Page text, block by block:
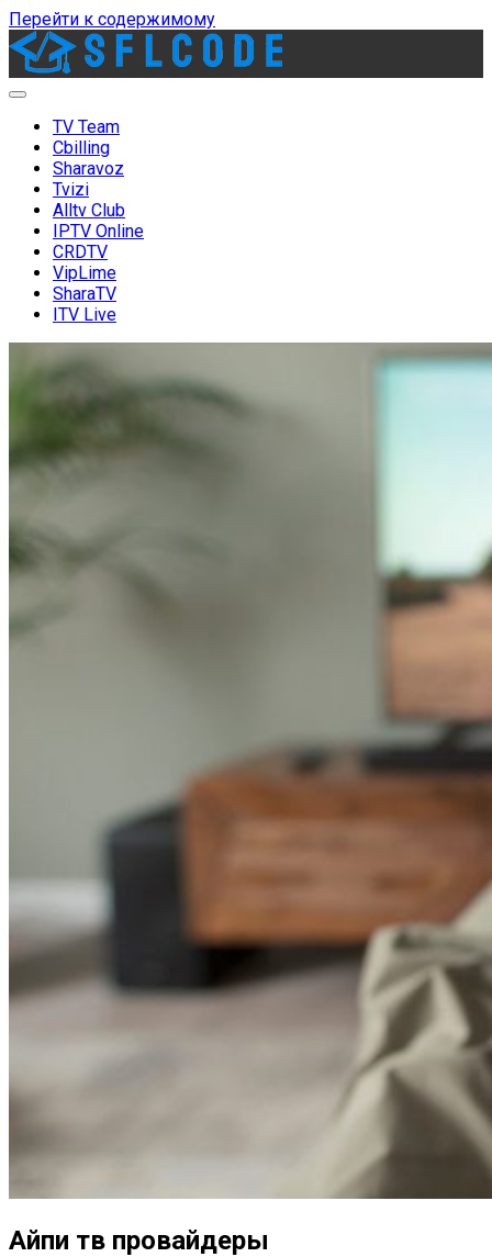
Перейти к содержимому
TV Team
Cbilling
Sharavoz
Tvizi
Alltv Club
IPTV Online
CRDTV
VipLime
SharaTV
ITV Live
Айпи тв провайдеры